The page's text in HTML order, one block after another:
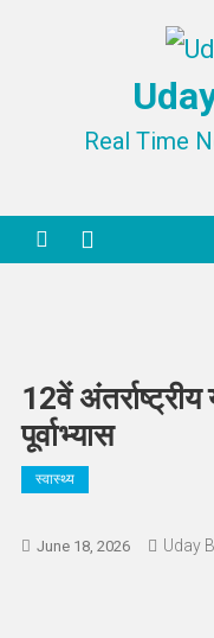
Real Time
12वें
पूर्वाभ्यास
स्वास्थ्य
June 18, 2026 Uday